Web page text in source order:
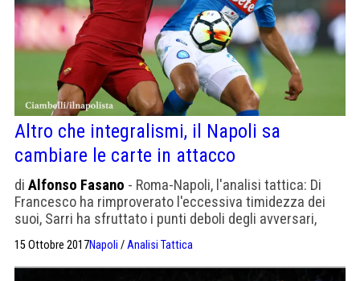
Altro che integralismi, il Napoli sa
cambiare le carte in attacco
di Alfonso Fasano - Roma-Napoli, l'analisi tattica: Di
Francesco ha rimproverato l'eccessiva timidezza dei
suoi, Sarri ha sfruttato i punti deboli degli avversari,
15 Ottobre 2017Napoli /Analisi Tattica